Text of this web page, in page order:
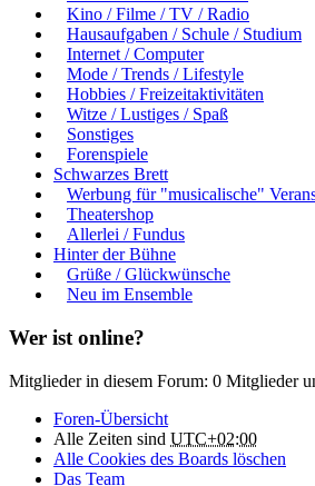
Kino / Filme / TV / Radio
Hausaufgaben / Schule / Studium
Internet / Computer
Mode / Trends / Lifestyle
Hobbies / Freizeitaktivitäten
Witze / Lustiges / Spaß
Sonstiges
Forenspiele
Schwarzes Brett
Werbung für "musicalische"
Theatershop
Allerlei / Fundus
Hinter der Bühne
Grüße / Glückwünsche
Neu im Ensemble
Wer ist online?
Mitglieder in diesem Forum: 0 Mitglieder
Foren-Übersicht
Alle Zeiten sind UTC+02:00
Alle Cookies des Boards löschen
Das Team